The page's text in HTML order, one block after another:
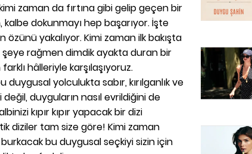
zaman da fırtına gibi gelip geçen bir
dokunmayı hep başarıyor. İşte
yakalıyor. Kimi zaman ilk bakışta
rağmen dimdik ayakta duran bir
hâlleriyle karşılaşıyoruz.
yolculukta sabır, kırılganlık ve
duyguların nasıl evrildiğini de
kıpır kıpır yapacak bir dizi
diziler tam size göre! Kimi zaman
bu duygusal seçkiyi sizin için